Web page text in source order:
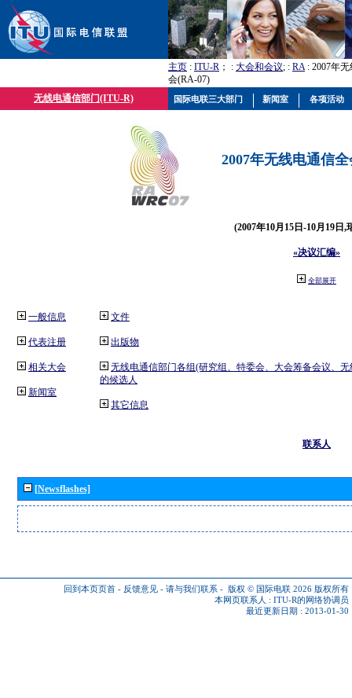
主页 : ITU-R ； : 大会和会议; : RA: 2007年
会(RA-07)
无线电通信部门(ITU-R)
2007年无线电通信
(2007年10月15日-10月19日,
«决议汇编»
全部展开
一般信息
代表注册
相关大会
新闻室
文件
出版物
无线电通信部门各组(研究组、特委会、大会筹备会议、
的候选人
其它信息
联系人
[Newsflashes]
回到本页页首 - 反馈意见 - 请与我们联系 - 版权 © 国际电联 2026 版权所有
本网页联系人 : ITU-R的网络协调员
最近更新日期 : 2013-01-30
国际电联三大部门 新闻室 各项活动